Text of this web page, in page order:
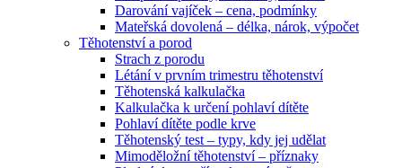
Darování vajíček – cena, podmínky
Mateřská dovolená – délka, nárok, výpočet
Těhotenství a porod
Strach z porodu
Létání v prvním trimestru těhotenství
Těhotenská kalkulačka
Kalkulačka k určení pohlaví dítěte
Pohlaví dítěte podle krve
Těhotenský test – typy, kdy jej udělat
Mimoděložní těhotenství – příznaky